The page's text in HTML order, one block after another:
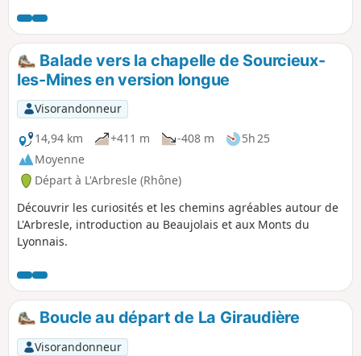
Balade vers la chapelle de Sourcieux-
les-Mines en version longue
Visorandonneur
14,94 km
+411 m -408 m
5h 25
Moyenne
Départ à L'Arbresle (Rhône)
Découvrir les curiosités et les chemins agréables autour de
L'Arbresle, introduction au Beaujolais et aux Monts du
Lyonnais.
Boucle au départ de La Giraudière
Visorandonneur